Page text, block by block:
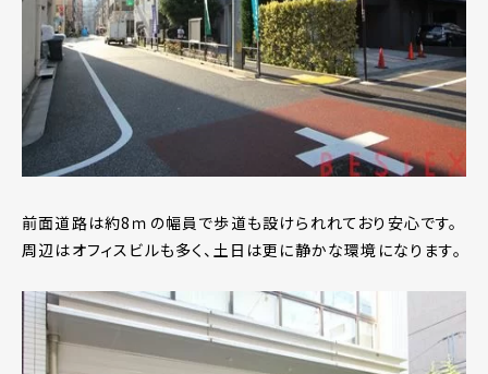
前面道路は約8ｍの幅員で歩道も設けられれており安心です。
周辺はオフィスビルも多く、土日は更に静かな環境になります。